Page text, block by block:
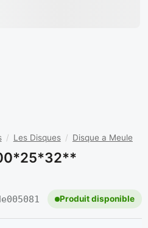
/ Les Disques / Disque a Meule
005081 Produit disponible